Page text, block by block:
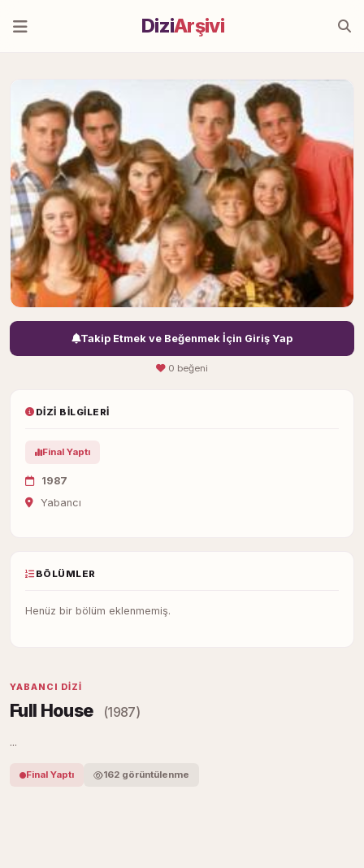
DiziArşivi
Takip Etmek ve Beğenmek İçin Giriş Yap
0 beğeni
DIZI BILGILERI
Final Yaptı
1987
Yabancı
BÖLÜMLER
Henüz bir bölüm eklenmemiş.
YABANCI DIZI
Full House (1987)
...
Final Yaptı 162 görüntülenme